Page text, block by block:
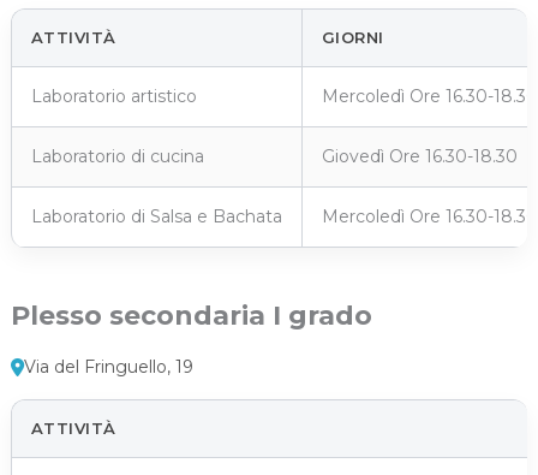
ATTIVITÀ GIORNI
Laboratorio artistico Mercoledì Ore 16.30-18.30
Laboratorio di cucina Giovedì Ore 16.30-18.30
Laboratorio di Salsa e Bachata Mercoledì Ore 16.30-18.30
Plesso secondaria I grado
Via del Fringuello, 19
ATTIVITÀ